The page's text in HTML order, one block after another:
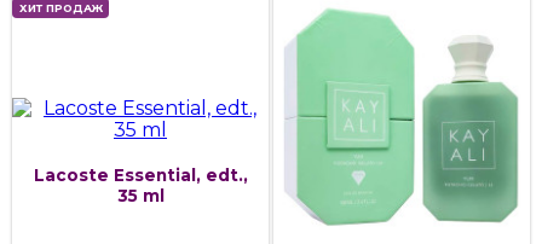
ХИТ ПРОДАЖ
Lacoste Essential, edt.,
35 ml